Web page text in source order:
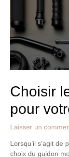
Choisir
pour
Laisser un
Lorsqu’il s’agit
choix du guidon